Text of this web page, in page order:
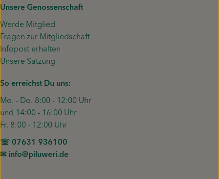
Unsere Genossenschaft
Werde Mitglied
Fragen zur Mitgliedschaft
Infopost erhalten
Unsere Satzung
So erreichst Du uns:
Mo. - Do. 8:00 - 12:00 Uhr
und 14:00 - 16:00 Uhr
Fr. 8:00 - 12:00 Uhr
☏ 07631 936100
✉︎ info@piluweri.de